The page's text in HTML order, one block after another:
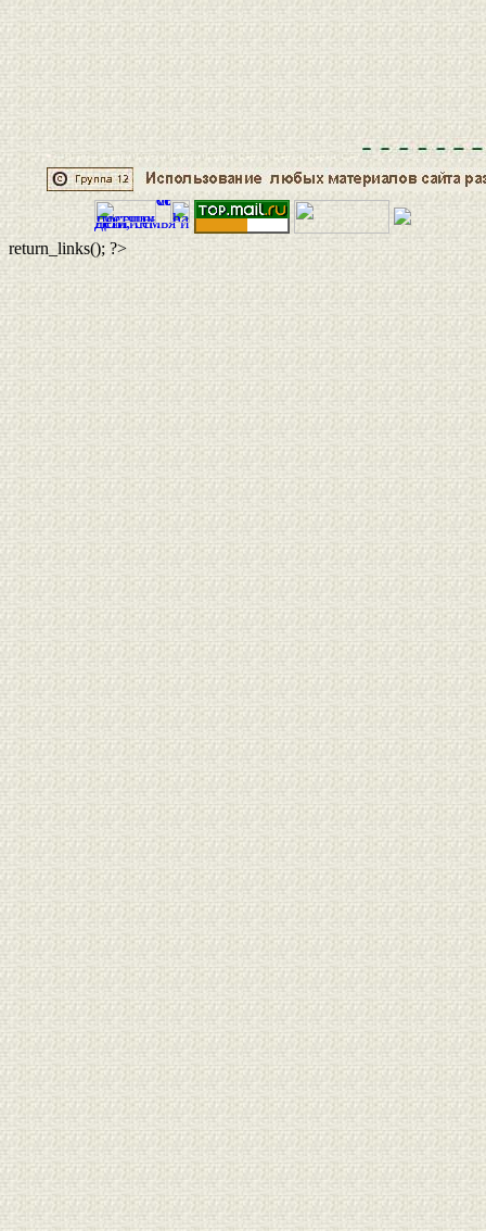
return_links(); ?>